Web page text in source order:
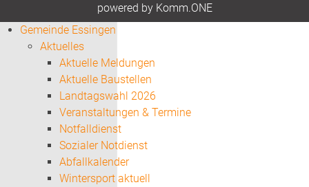
powered by Komm.ONE
Gemeinde Essingen
Aktuelles
Aktuelle Meldungen
Aktuelle Baustellen
Landtagswahl 2026
Veranstaltungen & Termine
Notfalldienst
Sozialer Notdienst
Abfallkalender
Wintersport aktuell